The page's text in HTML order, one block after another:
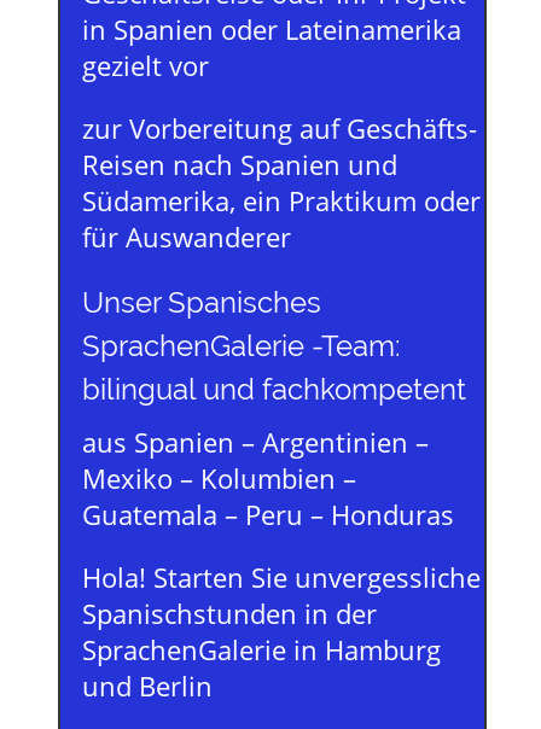
in Spanien oder Lateinamerika
gezielt vor
zur Vorbereitung auf Geschäfts-
Reisen nach Spanien und
Südamerika, ein Praktikum oder
für Auswanderer
Unser Spanisches
SprachenGalerie -Team:
bilingual und fachkompetent
aus Spanien – Argentinien –
Mexiko – Kolumbien –
Guatemala – Peru – Honduras
Hola! Starten Sie unvergessliche
Spanischstunden in der
SprachenGalerie in Hamburg
und Berlin